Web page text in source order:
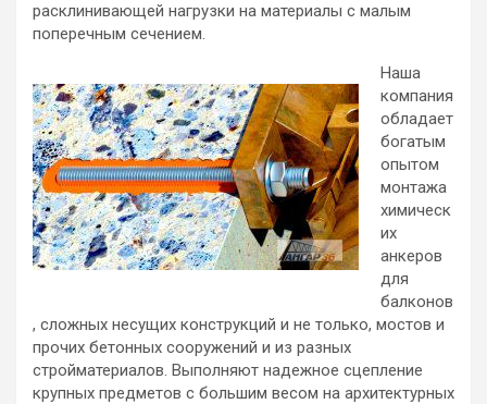
расклинивающей нагрузки на материалы с малым
поперечным сечением.
Наша
компания
обладает
богатым
опытом
монтажа
химическ
их
анкеров
для
балконов
, сложных несущих конструкций и не только, мостов и
прочих бетонных сооружений и из разных
стройматериалов. Выполняют надежное сцепление
крупных предметов с большим весом на архитектурных